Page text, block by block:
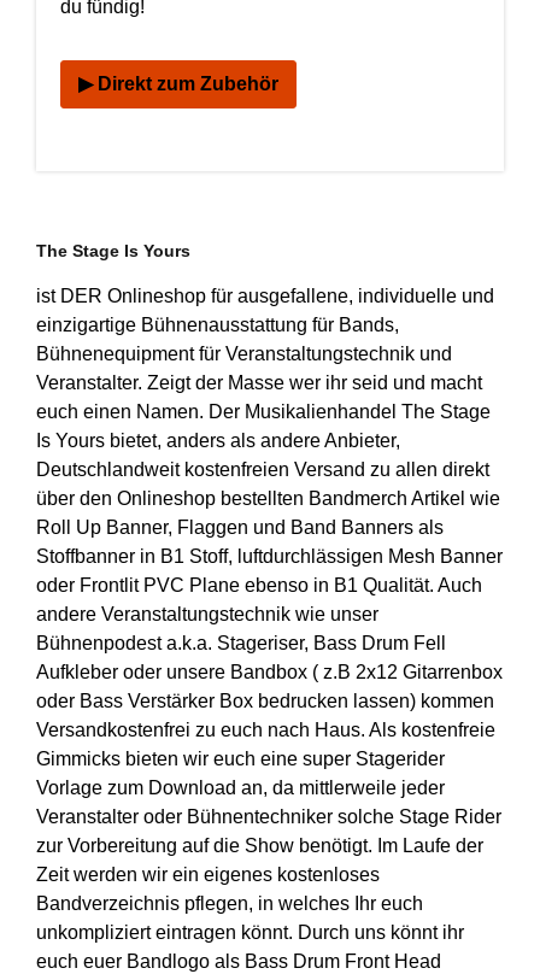
du fündig!
▶ Direkt zum Zubehör
The Stage Is Yours
ist DER Onlineshop für ausgefallene, individuelle und
einzigartige Bühnenausstattung für Bands,
Bühnenequipment für Veranstaltungstechnik und
Veranstalter. Zeigt der Masse wer ihr seid und macht
euch einen Namen. Der Musikalienhandel The Stage
Is Yours bietet, anders als andere Anbieter,
Deutschlandweit kostenfreien Versand zu allen direkt
über den Onlineshop bestellten Bandmerch Artikel wie
Roll Up Banner, Flaggen und Band Banners als
Stoffbanner in B1 Stoff, luftdurchlässigen Mesh Banner
oder Frontlit PVC Plane ebenso in B1 Qualität. Auch
andere Veranstaltungstechnik wie unser
Bühnenpodest a.k.a. Stageriser, Bass Drum Fell
Aufkleber oder unsere Bandbox ( z.B 2x12 Gitarrenbox
oder Bass Verstärker Box bedrucken lassen) kommen
Versandkostenfrei zu euch nach Haus. Als kostenfreie
Gimmicks bieten wir euch eine super Stagerider
Vorlage zum Download an, da mittlerweile jeder
Veranstalter oder Bühnentechniker solche Stage Rider
zur Vorbereitung auf die Show benötigt. Im Laufe der
Zeit werden wir ein eigenes kostenloses
Bandverzeichnis pflegen, in welches Ihr euch
unkompliziert eintragen könnt. Durch uns könnt ihr
euch euer Bandlogo als Bass Drum Front Head